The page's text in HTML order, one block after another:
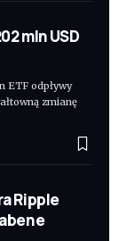
mln USD
ETF odpływy
zmianę
Ripple